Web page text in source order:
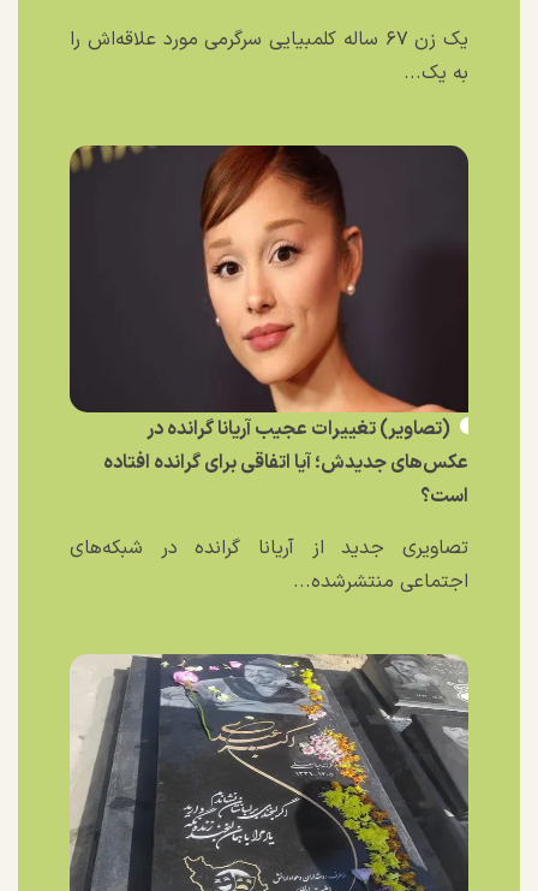
یک زن ۶۷ ساله کلمبیایی سرگرمی مورد علاقه‌اش را
به یک...
(تصاویر) تغییرات عجیب آریانا گرانده در
عکس‌های جدیدش؛ آیا اتفاقی برای گرانده افتاده
است؟
تصاویری جدید از آریانا گرانده در شبکه‌های
اجتماعی منتشرشده...